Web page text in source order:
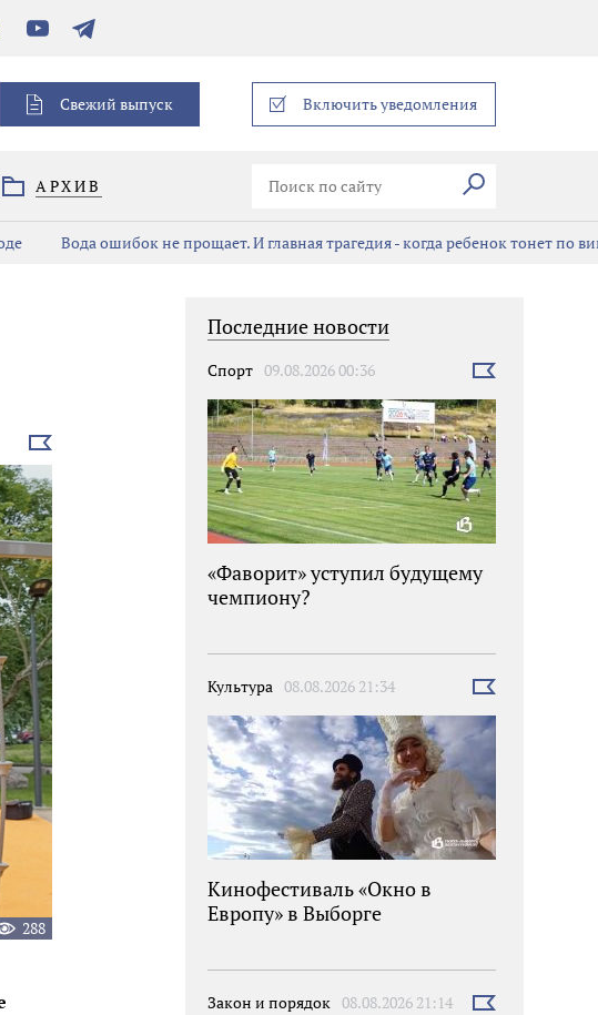
YouTubeТелеграм
Свежий выпуск Включить уведомления
АРХИВ Искать
Вода ошибок не прощает. И главная трагедия - когда ребенок тонет по
Выбрать
новость
288
Последние новости
Спорт 09.08.2026 00:36
Выбрать
«Фаворит» уступил будущему
чемпиону?
Культура 08.08.2026 21:34
Выбрать
Кинофестиваль «Окно в
Европу» в Выборге
Закон и порядок 08.08.2026 21:14
Выбрать